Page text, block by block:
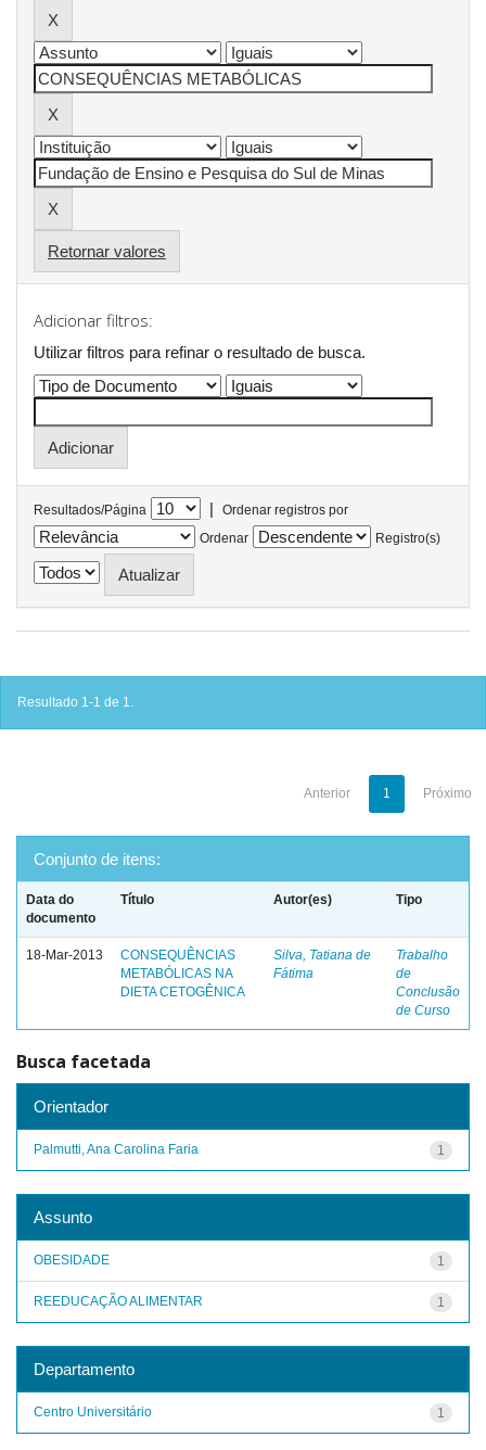
Retornar valores
Adicionar filtros:
Utilizar filtros para refinar o resultado de busca.
Resultados/Página |
Ordenar registros por
Ordenar
Registro(s)
Resultado 1-1 de 1.
Anterior 1 Próximo
Conjunto de itens:
Data do
documento
Título Autor(es) Tipo
18-Mar-2013
CONSEQUÊNCIAS
METABÓLICAS NA
DIETA CETOGÊNICA
Silva, Tatiana de
Fátima
Trabalho
de
Conclusão
de Curso
Busca facetada
Orientador
1
Palmutti, Ana Carolina Faria
Assunto
1
OBESIDADE
1
REEDUCAÇÃO ALIMENTAR
Departamento
1
Centro Universitário